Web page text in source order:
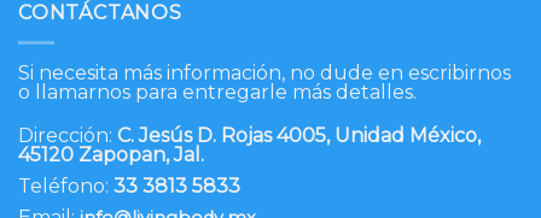
CONTÁCTANOS
Si necesita más información, no dude en escribirnos
o llamarnos para entregarle más detalles.
Dirección: C. Jesús D. Rojas 4005, Unidad México,
45120 Zapopan, Jal.
Teléfono: 33 3813 5833